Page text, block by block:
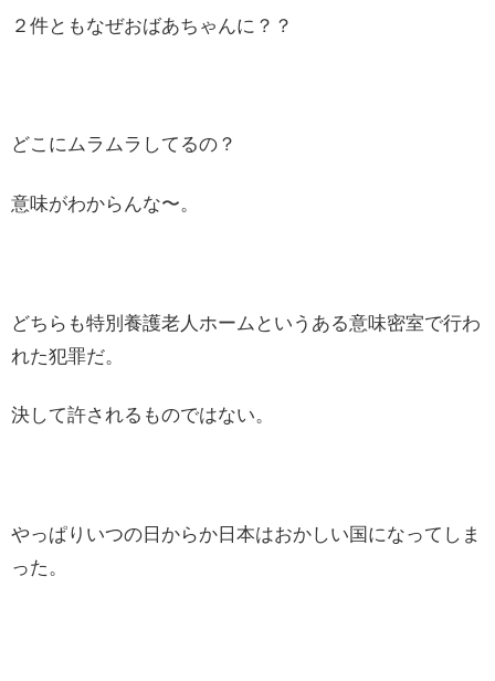
２件ともなぜおばあちゃんに？？
どこにムラムラしてるの？
意味がわからんな〜。
どちらも特別養護老人ホームというある意味密室で行わ
れた犯罪だ。
決して許されるものではない。
やっぱりいつの日からか日本はおかしい国になってしま
った。